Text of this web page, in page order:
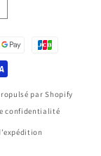
par Shopify
confidentialité